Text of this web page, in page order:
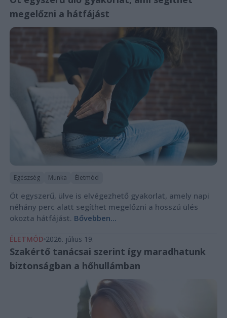
megelőzni a hátfájást
Egészség Munka Életmód
Öt egyszerű, ülve is elvégezhető gyakorlat, amely napi
néhány perc alatt segíthet megelőzni a hosszú ülés
okozta hátfájást. Bővebben...
ÉLETMÓD 2026. július 19.
Szakértő tanácsai szerint így maradhatunk
biztonságban a hőhullámban